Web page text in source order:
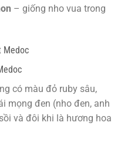
– giống nho vua trong
Medoc
có màu đỏ ruby sâu,
mọng đen (nho đen, anh
và đôi khi là hương hoa